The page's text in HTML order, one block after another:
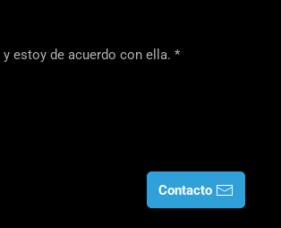
y estoy de acuerdo con ella. *
Contacto